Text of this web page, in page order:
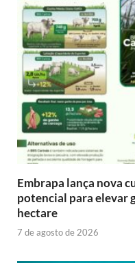
Embrapa lança nova
potencial para elevar
hectare
7 de agosto de 2026